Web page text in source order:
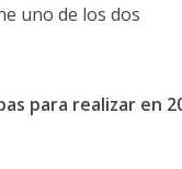
uno de los dos
para realizar en